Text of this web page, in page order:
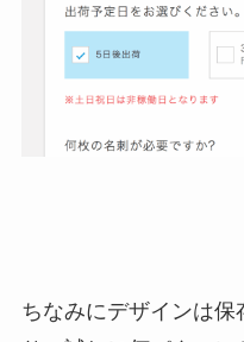
ちなみにデザインは